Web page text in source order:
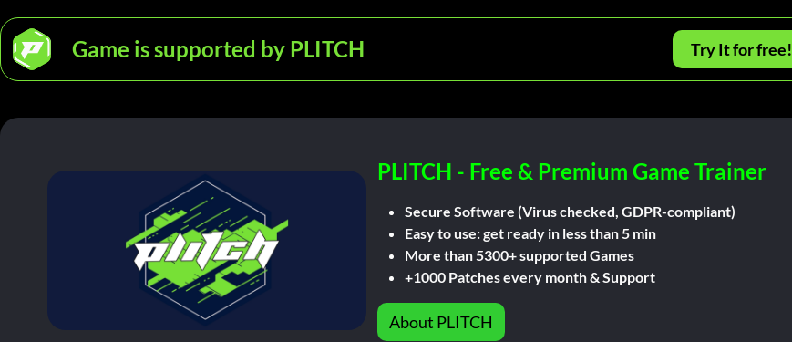
Game is supported by PLITCH Try It for free!
PLITCH - Free & Premium Game Trainer
Secure Software (Virus checked, GDPR-compliant)
Easy to use: get ready in less than 5 min
More than 5300+ supported Games
+1000 Patches every month & Support
About PLITCH